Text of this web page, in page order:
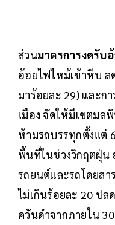
ส่วนมาตรการงดรับ
อ้อยไฟไหม้เข้าหีบ ล
มาร้อยละ 29) และ
เมือง จัดให้มีเขตมล
ห้ามรถบรรทุกตั้งแต่
พื้นที่ในช่วงวิกฤตฝุ่น
รถยนต์และรถโดยสา
ไม่เกินร้อยละ 20 ปล
ควันดำจากภายใน